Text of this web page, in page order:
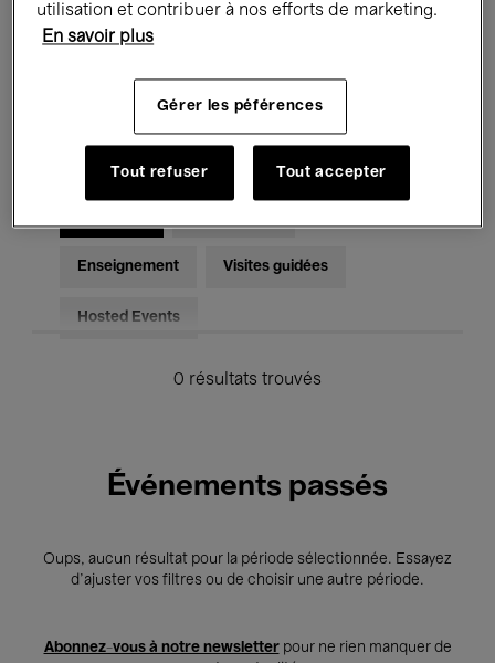
Rencontres & Débats
Musique classique Global Music
Enseignement Visites guidées
Hosted Events
0 résultats trouvés
Événements passés
Oups, aucun résultat pour la période sélectionnée. Essayez
d’ajuster vos filtres ou de choisir une autre période.
Abonnez-vous à notre newsletterpour ne rien manquer de
utilisation et contribuer à nos efforts de marketing.
En savoir plus
Gérer les péférences
Tout refuser Tout accepter